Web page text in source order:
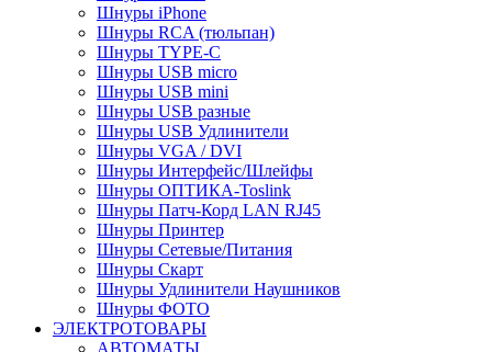
Шнуры iPhone
Шнуры RCA (тюльпан)
Шнуры TYPE-C
Шнуры USB micro
Шнуры USB mini
Шнуры USB разные
Шнуры USB Удлинители
Шнуры VGA / DVI
Шнуры Интерфейс/Шлейфы
Шнуры ОПТИКА-Toslink
Шнуры Патч-Корд LAN RJ45
Шнуры Принтер
Шнуры Сетевые/Питания
Шнуры Скарт
Шнуры Удлинители Наушников
Шнуры ФОТО
ЭЛЕКТРОТОВАРЫ
АВТОМАТЫ